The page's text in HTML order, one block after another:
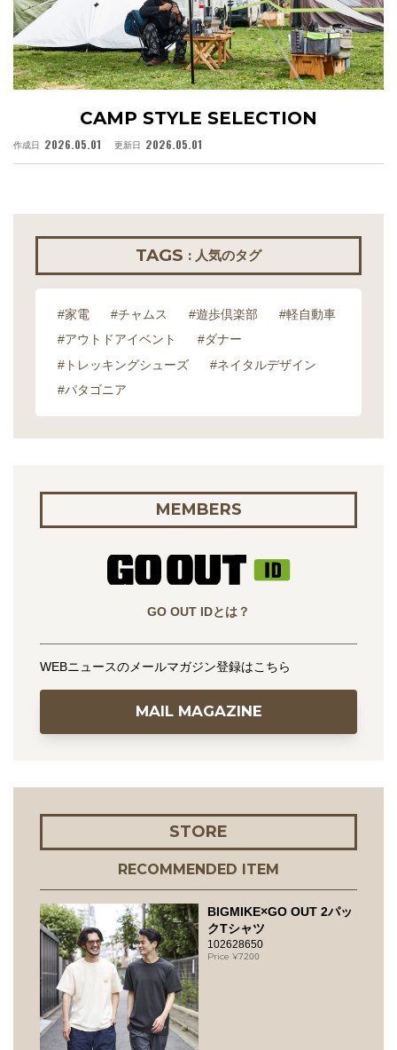
CAMP STYLE SELECTION
作成日 2026.05.01 更新日 2026.05.01
TAGS : 人気のタグ
#家電 #チャムス #遊歩倶楽部
#軽自動車
#アウトドアイベント
#ダナー
#トレッキングシューズ
#ネイタルデザイン
#パタゴニア
MEMBERS
GO OUT IDとは？
WEBニュースのメールマガジン登録はこちら
MAIL MAGAZINE
STORE
RECOMMENDED ITEM
BIGMIKE×GO OUT 2パッ
クTシャツ
102628650
7200